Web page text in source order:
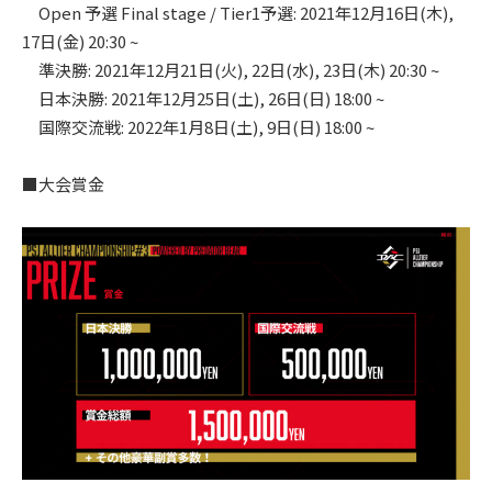
Open 予選 Final stage / Tier1予選: 2021年12月16日(木),
17日(金) 20:30 ~
準決勝: 2021年12月21日(火), 22日(水), 23日(木) 20:30 ~
日本決勝: 2021年12月25日(土), 26日(日) 18:00 ~
国際交流戦: 2022年1月8日(土), 9日(日) 18:00 ~
■大会賞金